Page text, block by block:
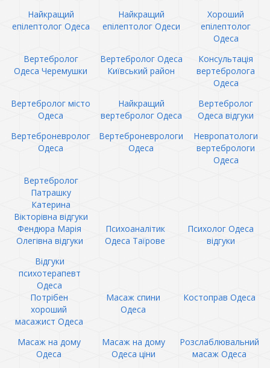
Найкращий
епілептолог Одеса
Найкращий
епілептолог Одеси
Хороший
епілептолог
Одеса
Вертебролог
Одеса Черемушки
Вертебролог Одеса
Київський район
Консультація
вертебролога
Одеса
Вертебролог місто
Одеса
Найкращий
вертебролог Одеса
Вертебролог
Одеса відгуки
Вертеброневролог
Одеса
Вертеброневрологи
Одеса
Невропатологи
вертебрологи
Одеса
Вертебролог
Патрашку
Катерина
Вікторівна відгуки
Фендюра Марія
Олегівна відгуки
Психоаналітик
Одеса Таїрове
Психолог Одеса
відгуки
Відгуки
психотерапевт
Одеса
Потрібен
хороший
масажист Одеса
Масаж спини
Одеса
Костоправ Одеса
Масаж на дому
Одеса
Масаж на дому
Одеса ціни
Розслаблювальний
масаж Одеса